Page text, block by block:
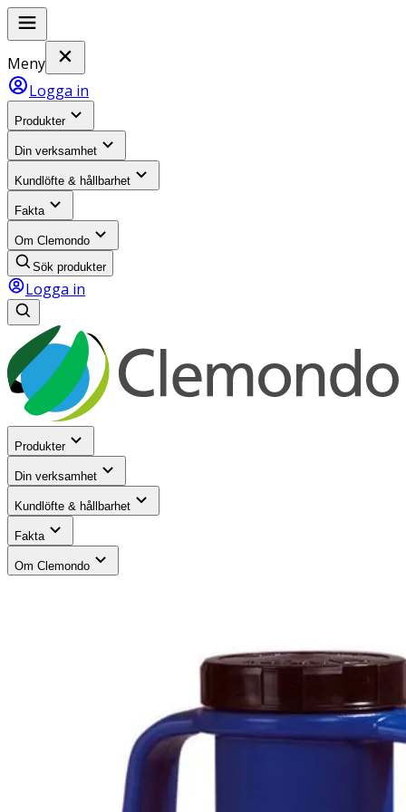
Meny
Logga in
Produkter
Din verksamhet
Kundlöfte & hållbarhet
Fakta
Om Clemondo
Sök produkter
Logga in
Produkter
Din verksamhet
Kundlöfte & hållbarhet
Fakta
Om Clemondo